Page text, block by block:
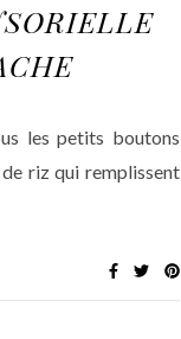
les petits boutons
riz qui remplissent